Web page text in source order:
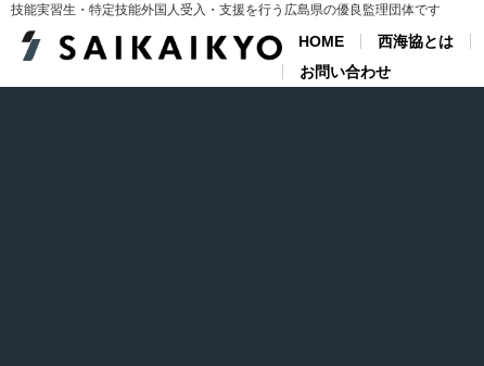
技能実習生・特定技能外国人受入・支援を行う広島県の優良監理団体です
HOME 西海協とは
お問い合わせ